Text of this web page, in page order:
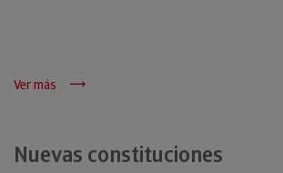
Ver más
Nuevas constituciones